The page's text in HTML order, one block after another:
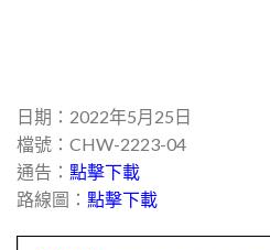
日期：2022年5月25日
檔號：CHW-2223-04
通告： 點擊下載
路線圖： 點擊下載